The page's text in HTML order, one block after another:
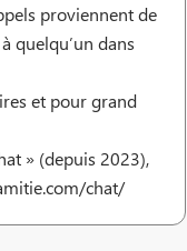
proviennent de
quelqu’un dans
et pour grand
» (depuis 2023),
chat/